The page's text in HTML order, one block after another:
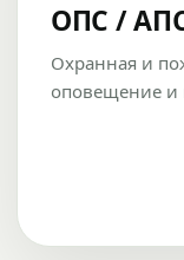
ОПС /
Охранная и
оповещение и